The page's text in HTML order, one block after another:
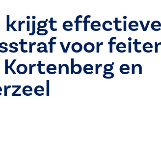
krijgt effectieve
voor
en